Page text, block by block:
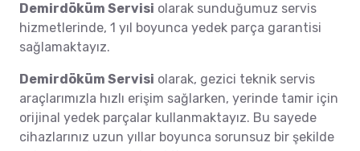
Demirdöküm Servisi olarak sunduğumuz servis
hizmetlerinde, 1 yıl boyunca yedek parça garantisi
sağlamaktayız.
Demirdöküm Servisi olarak, gezici teknik servis
araçlarımızla hızlı erişim sağlarken, yerinde tamir için
orijinal yedek parçalar kullanmaktayız. Bu sayede
cihazlarınız uzun yıllar boyunca sorunsuz bir şekilde